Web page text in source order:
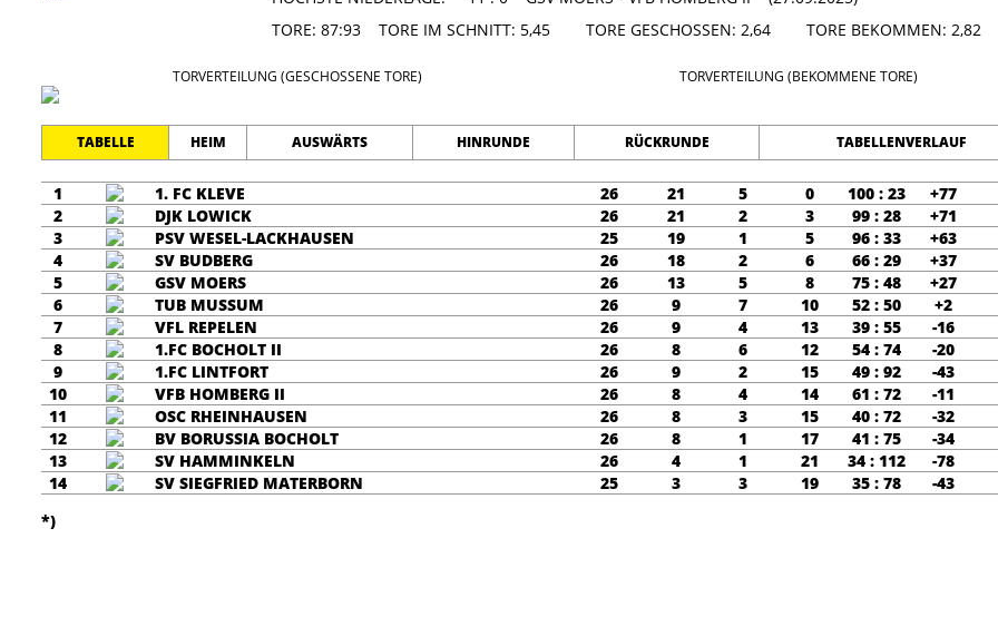
TORE: 87:93 TORE IM SCHNITT: 5,45 TORE GESCHOSSEN: 2,64 TORE BEKOMMEN: 2,82
TORVERTEILUNG (GESCHOSSENE TORE) TORVERTEILUNG (BEKOMMENE TORE)
TABELLE HEIM AUSWÄRTS HINRUNDE RÜCKRUNDE TABELLENVERLAUF
1 1. FC KLEVE 26 21 5 0 100 : 23
+77
2
DJK LOWICK 26 21 2 3 99 : 28
+71
3
PSV WESEL-LACKHAUSEN 25 19 1 5 96 : 33
+63
4
SV BUDBERG 26 18 2 6 66 : 29
+37
5
GSV MOERS 26 13 5 8 75 : 48
+27
6
TUB MUSSUM 26 9 7 10 52 : 50
+2
7
VFL REPELEN 26 9 4 13 39 : 55
-16
8
1.FC BOCHOLT II 26 8 6 12 54 : 74
-20
9
1.FC LINTFORT 26 9 2 15 49 : 92
-43
10
VFB HOMBERG II 26 8 4 14 61 : 72
-11
11
OSC RHEINHAUSEN 26 8 3 15 40 : 72
-32
12
BV BORUSSIA BOCHOLT 26 8 1 17 41 : 75
-34
13
SV HAMMINKELN 26 4 1 21 34 : 112
-78
14
SV SIEGFRIED MATERBORN 25 3 3 19 35 : 78
-43
*)